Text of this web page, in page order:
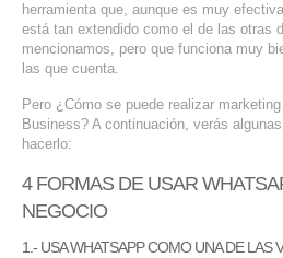
CONTACTO
herramienta que, aunque es muy
está tan extendido como el de las otras
mencionamos, pero que funciona muy
las que cuenta.
Pero ¿Cómo se puede realizar
Business? A continuación, verás
hacerlo:
4 FORMAS DE USAR
NEGOCIO
1.- USA WHATSAPP COMO UNA DE LAS